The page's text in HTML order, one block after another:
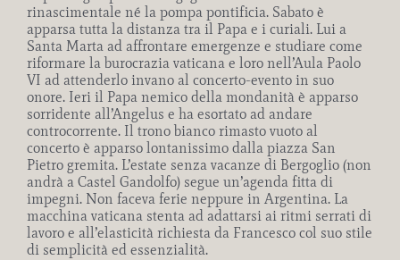
rinascimentale né la pompa pontificia. Sabato è
apparsa tutta la distanza tra il Papa e i curiali. Lui a
Santa Marta ad affrontare emergenze e studiare come
riformare la burocrazia vaticana e loro nell’Aula Paolo
VI ad attenderlo invano al concerto-evento in suo
onore. Ieri il Papa nemico della mondanità è apparso
sorridente all’Angelus e ha esortato ad andare
controcorrente. Il trono bianco rimasto vuoto al
concerto è apparso lontanissimo dalla piazza San
Pietro gremita. L’estate senza vacanze di Bergoglio (non
andrà a Castel Gandolfo) segue un’agenda fitta di
impegni. Non faceva ferie neppure in Argentina. La
macchina vaticana stenta ad adattarsi ai ritmi serrati di
lavoro e all’elasticità richiesta da Francesco col suo stile
di semplicità ed essenzialità.